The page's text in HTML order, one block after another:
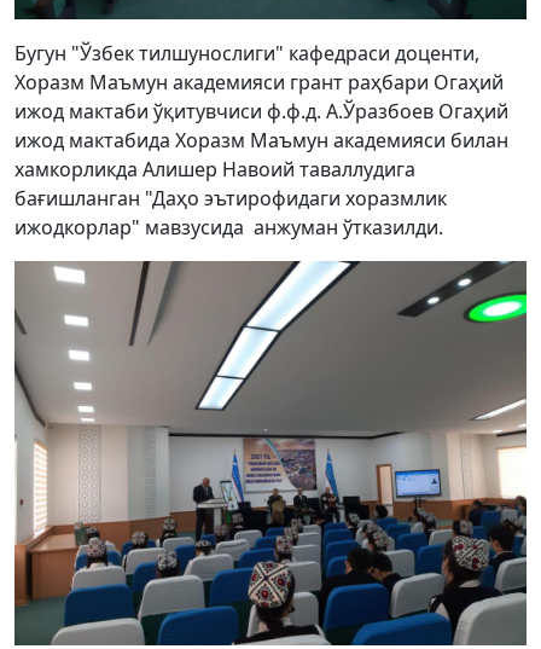
Бугун "Ўзбек тилшунослиги" кафедраси доценти,
Хоразм Маъмун академияси грант раҳбари Огаҳий
ижод мактаби ўқитувчиси ф.ф.д. А.Ўразбоев Огаҳий
ижод мактабида Хоразм Маъмун академияси билан
хамкорликда Алишер Навоий таваллудига
бағишланган "Даҳо эътирофидаги хоразмлик
ижодкорлар" мавзусида анжуман ўтказилди.